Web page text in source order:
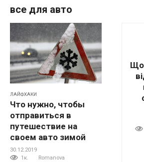
все для авто
ЛАЙФХАКИ
Что нужно, чтобы
отправиться в
путешествие на
своем авто зимой
30.12.2019
1к.
Romanova
Що